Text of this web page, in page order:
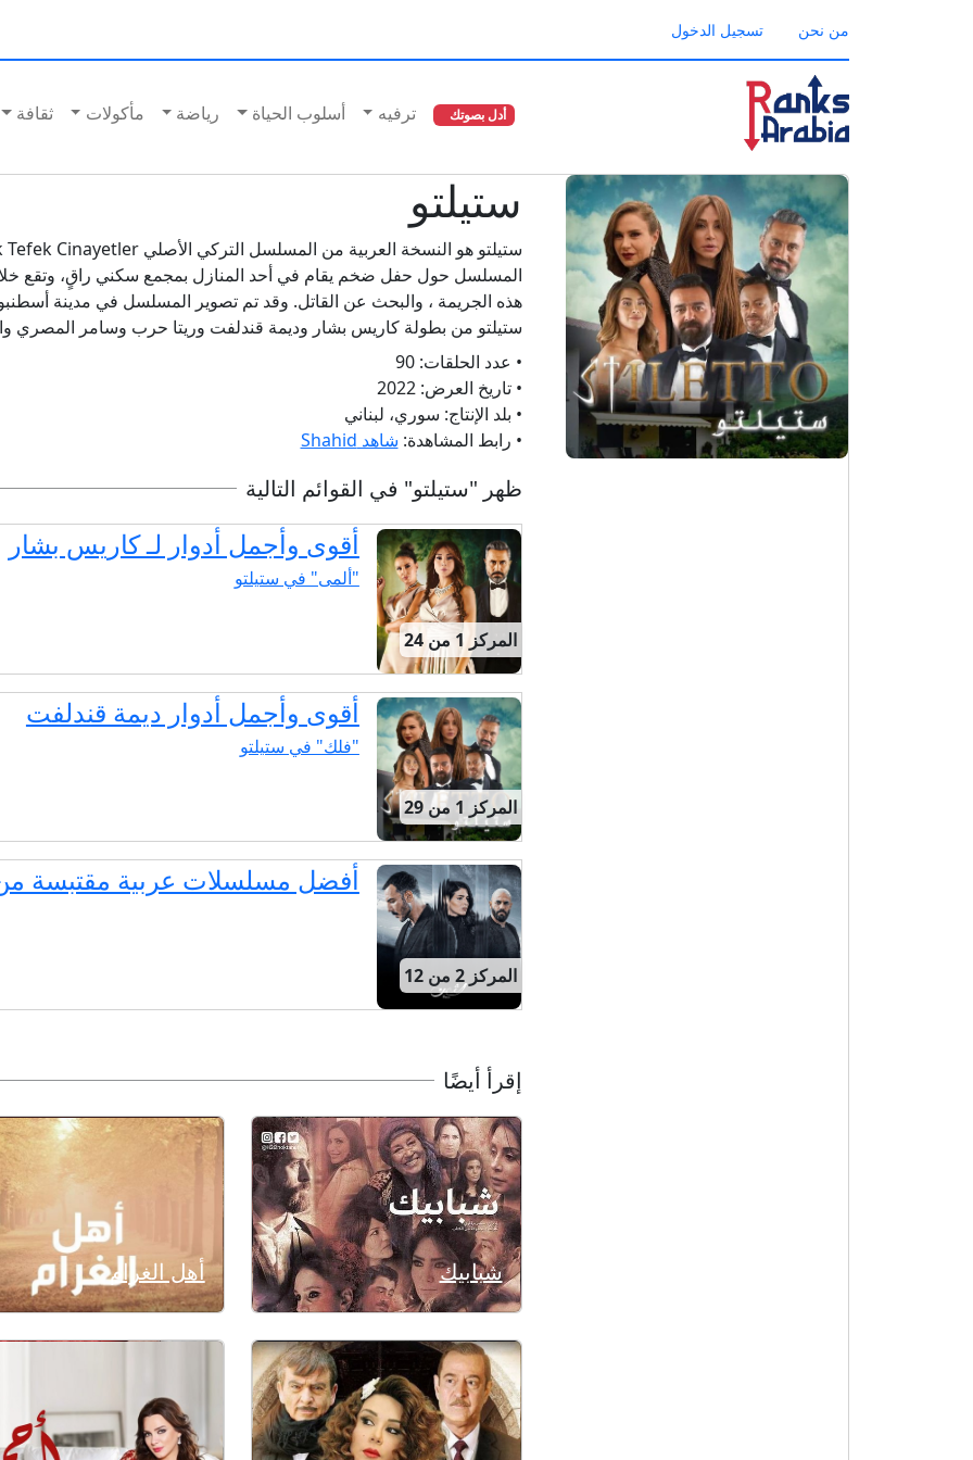
من نحن تسجيل الدخول
أدل بصوتك ترفيه أسلوب الحياة رياضة مأكولات ثقافة
ستيلتو
المسلسل حول حفل ضخم يقام في أحد المنازل بمجمع سكني راقٍ، وتقع
هذه الجريمة ، والبحث عن القاتل. وقد تم تصوير المسلسل في مدينة
ستيلتو من بطولة كاريس بشار وديمة قندلفت وريتا حرب وسامر المصري
• عدد الحلقات: 90
• تاريخ العرض: 2022
• بلد الإنتاج: سوري، لبناني
• رابط المشاهدة: شاهد Shahid
ظهر "ستيلتو" في القوائم التالية
المركز 1 من 24
أقوى وأجمل أدوار لـ كاريس بشار
"ألمى" في ستيلتو
المركز 1 من 29
أقوى وأجمل أدوار ديمة قندلفت
"فلك" في ستيلتو
المركز 2 من 12
أفضل مسلسلات عربية مقتبسة من
إقرأ أيضًا
شبابيك أهل الغرام